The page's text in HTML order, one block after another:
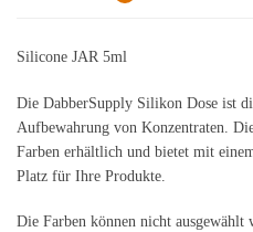
Silicone JAR 5ml
Die DabberSupply Silikon Dose ist
Aufbewahrung von Konzentraten.
Farben erhältlich und bietet mit
Platz für Ihre Produkte.
Die Farben können nicht ausgewählt